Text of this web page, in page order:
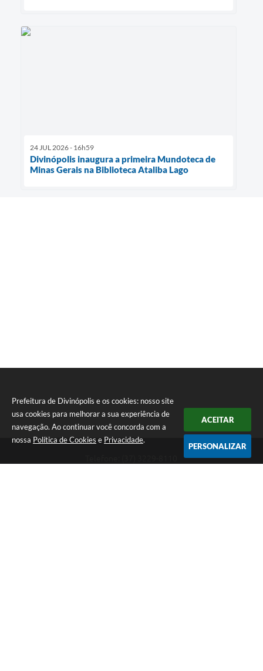
Prefeitura de Divinópolis e os cookies: nosso site
usa cookies para melhorar a sua experiência de
navegação. Ao continuar você concorda com a
nossa Política de Cookies e Privacidade.
ACEITAR
PERSONALIZAR
24 JUL 2026 - 16h59
Divinópolis inaugura a primeira Mundoteca de
Minas Gerais na Biblioteca Ataliba Lago